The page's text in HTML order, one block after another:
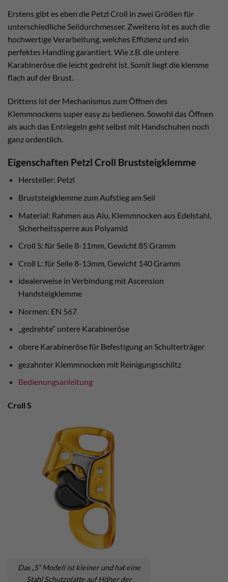
Erstens gibt es eben die Petzl Croll in zwei Größen für
unterschiedliche Seildurchmesser. Zweitens ist es auch die
hochwertige Verarbeitung, welches Effizienz und ein
perfektes Handling garantiert. Wie z.B. die untere
Karabineröse die leicht gedreht ist. Somit liegt die klemme
flach auf der Brust.
Drittens ist der Mechanismus zum Öffnen des
Klemmnockens super easy zu bedienen. Sowohl das Öffnen
als auch das Entriegeln geht selbst mit Handschuhen noch
ganz ordentlich.
Eigenschaften Petzl Croll Bruststeigklemme
Hersteller: Petzl
Bruststeigklemme zum Aufstieg am Seil
Material: Rahmen aus Alu, Klemmnocken aus Edelstahl,
Sicherheitssperre aus Polyamid
Croll S: für Seile 8-11mm, Gewicht 85 Gramm
Croll L: für Seile 8-13mm, Gewicht 140 Gramm
idealerweise in Verbindung mit Ascension
Handsteigklemme
Normen: EN 567
„gedrehte“ untere Karabineröse
obere Karabineröse für Befestigung an Schulterträger
gezahnter Klemmnocken mit Reinigungsschlitz
Bedienungsanleitung
Croll S
Das „S“ Modell ist kleiner und hat eine
Stahl Schutzplatte auf Höher der